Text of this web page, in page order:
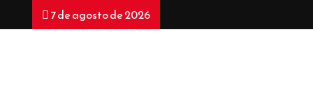
7 de agosto de 2026